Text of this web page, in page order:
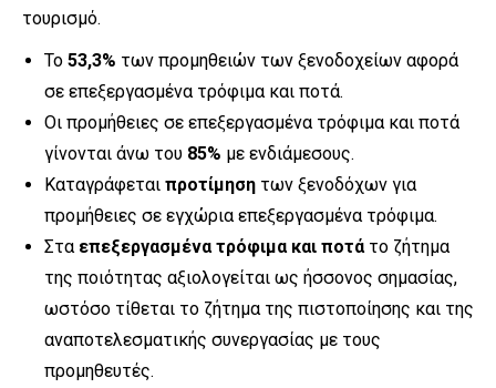
τουρισμό.
Το 53,3% των προμηθειών των ξενοδοχείων αφορά
σε επεξεργασμένα τρόφιμα και ποτά.
Οι προμήθειες σε επεξεργασμένα τρόφιμα και ποτά
γίνονται άνω του 85% με ενδιάμεσους.
Καταγράφεται προτίμηση των ξενοδόχων για
προμήθειες σε εγχώρια επεξεργασμένα τρόφιμα.
Στα επεξεργασμένα τρόφιμα και ποτά το ζήτημα
της ποιότητας αξιολογείται ως ήσσονος σημασίας,
ωστόσο τίθεται το ζήτημα της πιστοποίησης και της
αναποτελεσματικής συνεργασίας με τους
προμηθευτές.